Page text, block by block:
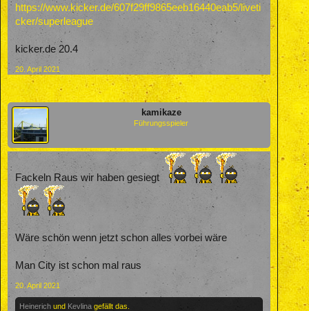
https://www.kicker.de/607f29ff9865eeb16440eab5/liveti
cker/superleague
kicker.de 20.4
20. April 2021
kamikaze
Führungsspieler
Fackeln Raus wir haben gesiegt
Wäre schön wenn jetzt schon alles vorbei wäre
Man City ist schon mal raus
20. April 2021
Heinerich und Kevlina gefällt das.